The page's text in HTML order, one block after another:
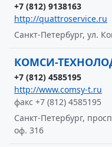
+7 (812) 9138163
http://quattroservice.ru
Санкт-Петербург, ул.
КОМСИ-
+7 (812) 4585195
http://www.comsy-t.ru
факс +7 (812) 4585195
Санкт-Петербург,
оф. 316